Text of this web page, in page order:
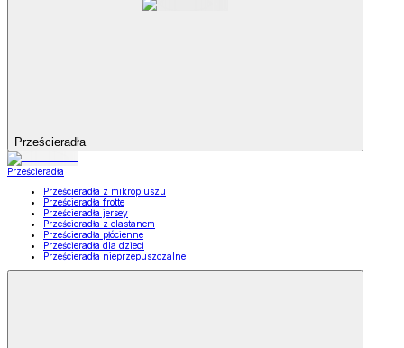
Prześcieradła
Prześcieradła
Prześcieradła z mikropluszu
Prześcieradła frotte
Prześcieradła jersey
Prześcieradła z elastanem
Prześcieradła płócienne
Prześcieradła dla dzieci
Prześcieradła nieprzepuszczalne